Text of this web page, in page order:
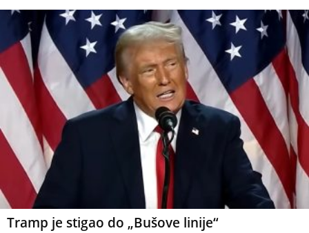
Tramp je stigao do „Bušove linije“